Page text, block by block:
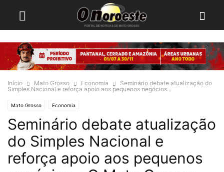
Início Mato Grosso Economia
Seminário debate atualização do
Simples Nacional e reforça apoio aos pequenos negócios...
Mato Grosso Economia
Seminário debate atualização
do Simples Nacional e
reforça apoio aos pequenos